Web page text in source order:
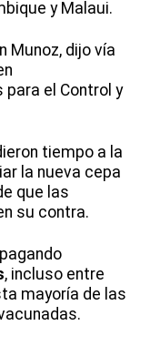
y Malaui.
Munoz, dijo vía
el Control y
tiempo a la
la nueva cepa
que las
su contra.
, incluso entre
mayoría de las